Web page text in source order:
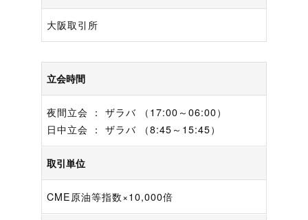
大阪取引所
立会時間
夜間立会 ： ザラバ （17:00～06:00）
日中立会 ： ザラバ （8:45～15:45）
取引単位
CME原油等指数×10,000倍